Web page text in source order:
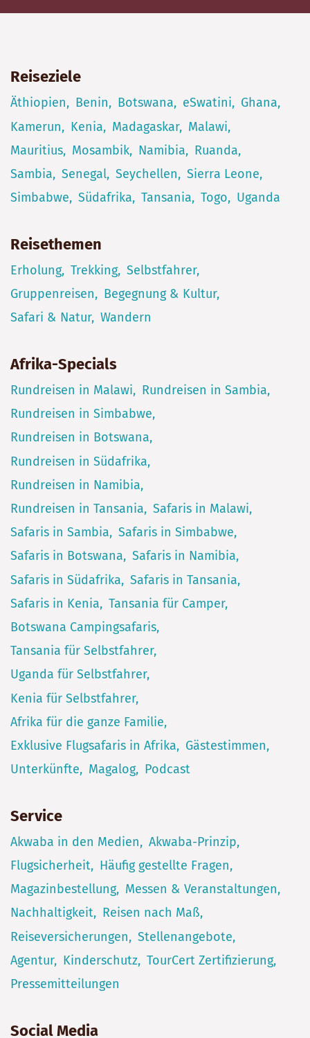
Reiseziele
Äthiopien Benin Botswana eSwatini
Ghana
Kamerun
Kenia Madagaskar
Malawi
Mauritius
Mosambik Namibia
Ruanda
Sambia
Senegal Seychellen
Sierra Leone
Simbabwe
Südafrika Tansania Togo Uganda
Reisethemen
Erholung Trekking Selbstfahrer
Gruppenreisen
Begegnung & Kultur
Safari & Natur Wandern
Afrika-Specials
Rundreisen in Malawi
Rundreisen in Sambia
Rundreisen in Simbabwe
Rundreisen in Botswana
Rundreisen in Südafrika
Rundreisen in Namibia
Rundreisen in Tansania
Safaris in Malawi
Safaris in Sambia
Safaris in Simbabwe
Safaris in Botswana
Safaris in Namibia
Safaris in Südafrika
Safaris in Tansania
Safaris in Kenia
Tansania für Camper
Botswana Campingsafaris
Tansania für Selbstfahrer
Uganda für Selbstfahrer
Kenia für Selbstfahrer
Afrika für die ganze Familie
Exklusive Flugsafaris in Afrika
Gästestimmen
Unterkünfte
Magalog Podcast
Service
Akwaba in den Medien
Akwaba-Prinzip
Flugsicherheit
Häufig gestellte Fragen
Magazinbestellung
Messen & Veranstaltungen
Nachhaltigkeit
Reisen nach Maß
Reiseversicherungen
Stellenangebote
Agentur
Kinderschutz TourCert Zertifizierung
Pressemitteilungen
Social Media